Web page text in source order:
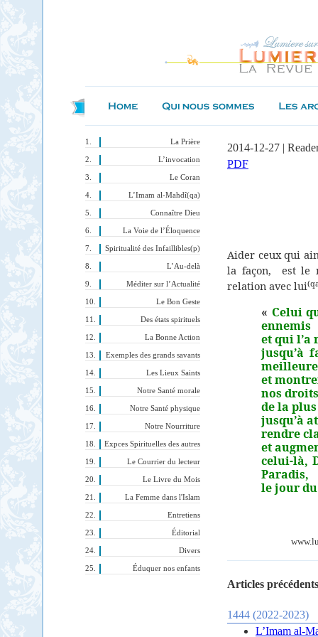
La Prière
L’invocation
Le Coran
L’Imam al-Mahdî(qa)
Connaître Dieu
La Voie de l’Éloquence
Spiritualité des Infaillibles(p)
L’Au-delà
Méditer sur l’Actualité
Le Bon Geste
Des états spirituels
La Bonne Action
Exemples des grands savants
Les Lieux Saints
Notre Santé morale
Notre Santé physique
Notre Nourriture
Expces Spirituelles des autres
Le Courrier du lecteur
Le Livre du Mois
La Femme dans l'Islam
Entretiens
Éditorial
Divers
Éduquer nos enfants
2014-12-27 |
PDF
Aider ceux qui
la façon,
est le
relation avec lui
« Celui
ennemis
et qui l’a
jusqu’à
et
nos
de la
jusqu’à
rendre
et
celui-là,
Paradis,
le jour
Articles
1444 (2022-2023)
L’Imam al-